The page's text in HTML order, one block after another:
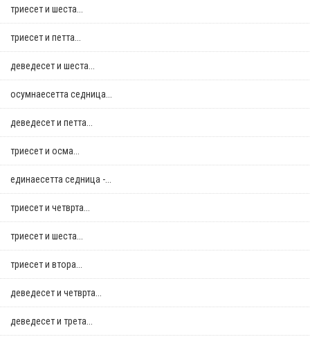
триесет и шеста...
триесет и петта...
деведесет и шеста...
осумнaесетта седница...
деведесет и петта...
триесет и осма...
единаесетта седница -...
триесет и четврта...
триесет и шеста...
триесет и втора...
деведесет и четврта...
деведесет и трета...